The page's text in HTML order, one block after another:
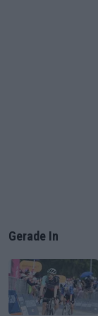
Gerade In